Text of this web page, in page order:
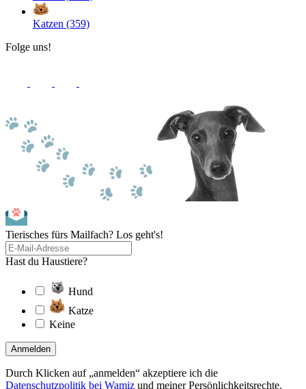
Katzen (359)
Folge uns!
Tierisches fürs Mailfach? Los geht's!
Hast du Haustiere?
Hund
Katze
Keine
Anmelden
Durch Klicken auf „anmelden“ akzeptiere ich die
Datenschutzpolitik bei Wamiz und meiner Persönlichkeitsrechte.